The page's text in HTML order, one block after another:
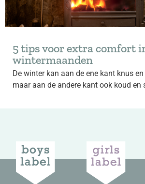
5 tips voor extra comfort
wintermaanden
De winter kan aan de ene kant knus
maar aan de andere kant ook koud en